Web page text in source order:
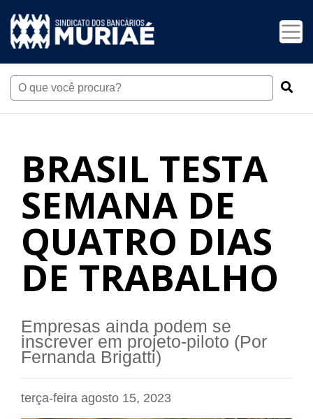
BRASIL TESTA
SEMANA DE
QUATRO DIAS
DE TRABALHO
Empresas ainda podem se
inscrever em projeto-piloto (Por
Fernanda Brigatti)
terça-feira agosto 15, 2023